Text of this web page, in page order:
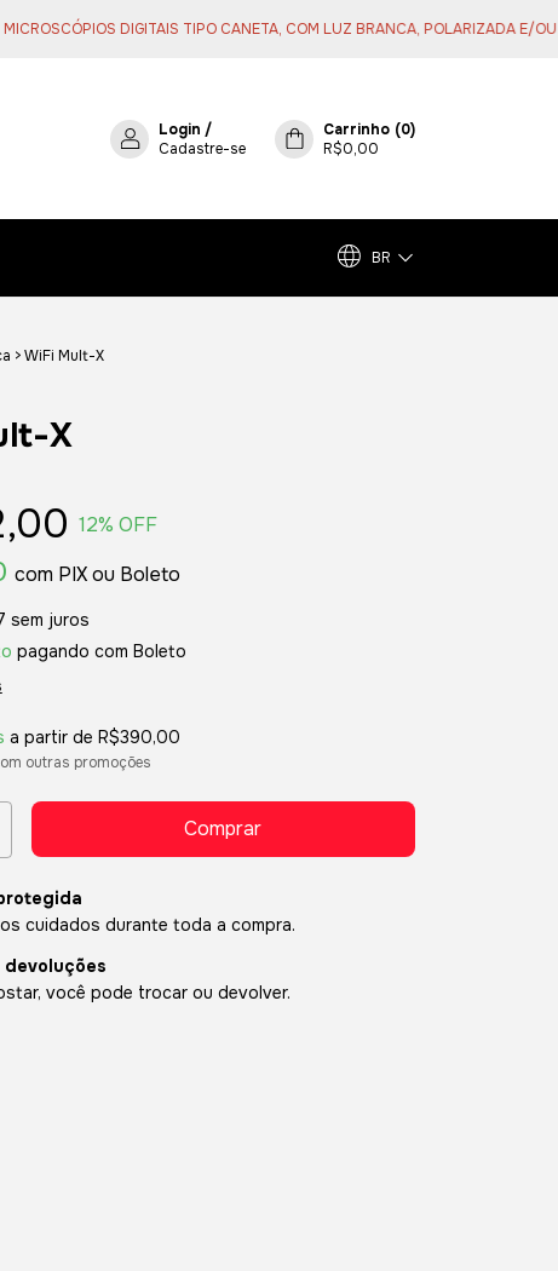
DIGITAIS TIPO CANETA, COM LUZ BRANCA, POLARIZADA E/OU
Login /
Cadastre-se
Carrinho (0)
R$0,00
BR
>WiFi Mult-X
X
12% OFF
com Boleto
sem juros
pagando com Boleto
a partir deR$390,00
outras promoções
cuidados durante toda a compra.
devoluções
você pode trocar ou devolver.